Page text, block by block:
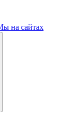
на сайтах